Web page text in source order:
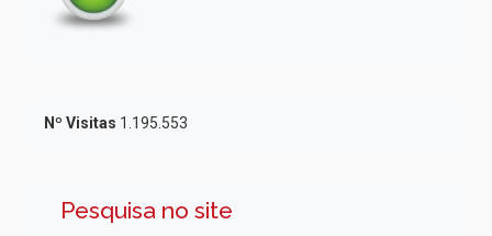
Nº Visitas 1.195.553
Pesquisa no site